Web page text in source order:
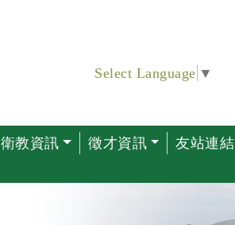
Select Language ▼
衛教資訊 徵才資訊 友站連結